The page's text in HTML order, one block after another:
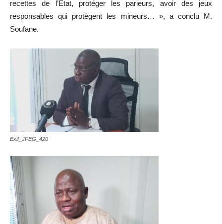
recettes de l’Etat, protéger les parieurs, avoir des jeux
responsables qui protègent les mineurs… », a conclu M.
Soufane.
Exif_JPEG_420